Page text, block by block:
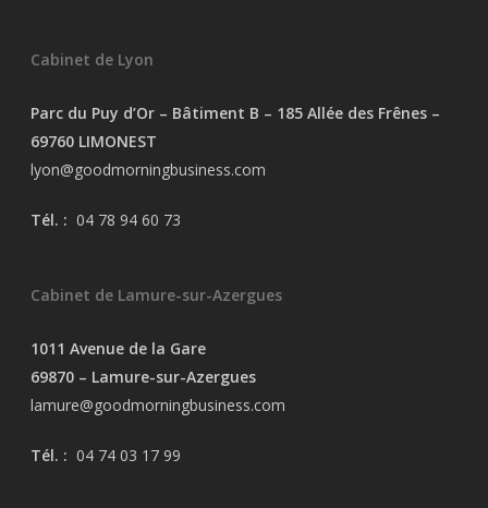
Cabinet de Lyon
Parc du Puy d’Or – Bâtiment B – 185 Allée des Frênes –
69760 LIMONEST
lyon@goodmorningbusiness.com
Tél. : 04 78 94 60 73
Cabinet de Lamure-sur-Azergues
1011 Avenue de la Gare
69870 – Lamure-sur-Azergues
lamure@goodmorningbusiness.com
Tél. : 04 74 03 17 99